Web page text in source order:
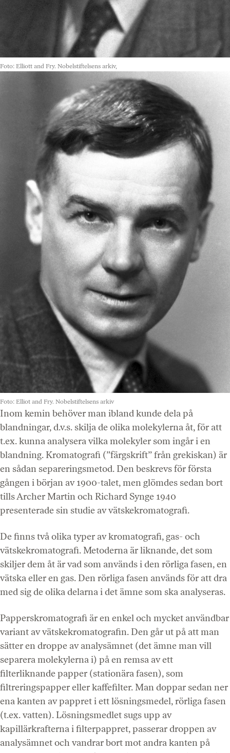
Foto: Elliott and Fry. Nobelstiftelsens arkiv,
Foto: Elliot and Fry. Nobelstiftelsens arkiv
Inom kemin behöver man ibland kunde dela på
blandningar, d.v.s. skilja de olika molekylerna åt, för att
t.ex. kunna analysera vilka molekyler som ingår i en
blandning. Kromatografi (”färgskrift” från grekiskan) är
en sådan separeringsmetod. Den beskrevs för första
gången i början av 1900-talet, men glömdes sedan bort
tills Archer Martin och Richard Synge 1940
presenterade sin studie av vätskekromatografi.
De finns två olika typer av kromatografi, gas- och
vätskekromatografi. Metoderna är liknande, det som
skiljer dem åt är vad som används i den rörliga fasen, en
vätska eller en gas. Den rörliga fasen används för att dra
med sig de olika delarna i det ämne som ska analyseras.
Papperskromatografi är en enkel och mycket användbar
variant av vätskekromatografin. Den går ut på att man
sätter en droppe av analysämnet (det ämne man vill
separera molekylerna i) på en remsa av ett
filterliknande papper (stationära fasen), som
filtreringspapper eller kaffefilter. Man doppar sedan ner
ena kanten av pappret i ett lösningsmedel, rörliga fasen
(t.ex. vatten). Lösningsmedlet sugs upp av
kapillärkrafterna i filterpappret, passerar droppen av
analysämnet och vandrar bort mot andra kanten på